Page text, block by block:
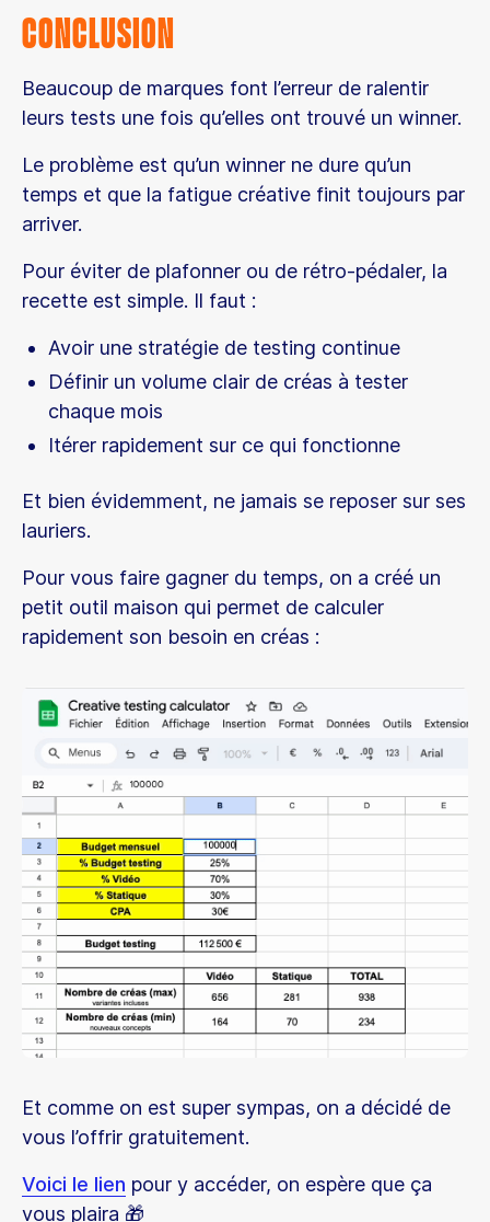
Conclusion
Beaucoup de marques font l’erreur de ralentir
leurs tests une fois qu’elles ont trouvé un winner.
Le problème est qu’un winner ne dure qu’un
temps et que la fatigue créative finit toujours par
arriver.
Pour éviter de plafonner ou de rétro-pédaler, la
recette est simple. Il faut :
Avoir une stratégie de testing continue
Définir un volume clair de créas à tester
chaque mois
Itérer rapidement sur ce qui fonctionne
Et bien évidemment, ne jamais se reposer sur ses
lauriers.
Pour vous faire gagner du temps, on a créé un
petit outil maison qui permet de calculer
rapidement son besoin en créas :
Et comme on est super sympas, on a décidé de
vous l’offrir gratuitement.
Voici le lien pour y accéder, on espère que ça
vous plaira 🎁